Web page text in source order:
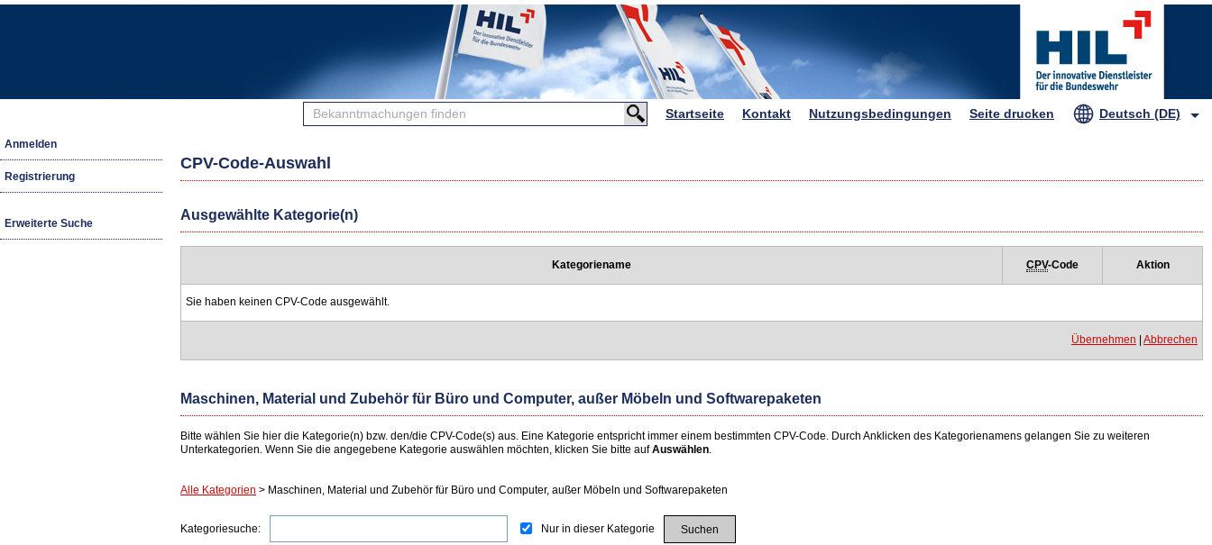
Bekanntmachungen
Startseite Kontakt Nutzungsbedingungen Seite drucken Deutsch (DE)
Anmelden
Registrierung
Erweiterte Suche
CPV-Code-Auswahl
Ausgewählte Kategorie(n)
Kategoriename CPV-Code Aktion
Sie haben keinen CPV-Code ausgewählt.
Übernehmen Abbrechen
Maschinen, Material und Zubehör für Büro und Computer, außer Möbeln und Softwarepaketen
Bitte wählen Sie hier die Kategorie(n) bzw. den/die CPV-Code(s) aus. Eine Kategorie entspricht immer einem bestimmten CPV-Code. Durch Anklicken des Kategorienamens gelangen Sie zu weiteren
Unterkategorien. Wenn Sie die angegebene Kategorie auswählen möchten, klicken Sie bitte aufAuswählen.
Alle Kategorien > Maschinen, Material und Zubehör für Büro und Computer, außer Möbeln und Softwarepaketen
Kategoriesuche: Nur in dieser Kategorie